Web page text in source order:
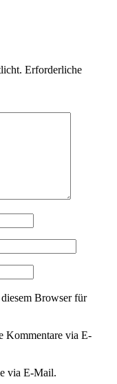
Erforderliche
Browser für
Kommentare via E-
via E-Mail.